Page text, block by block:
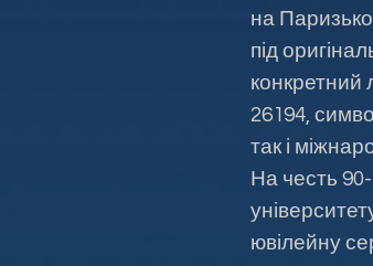
на
під
конкретний
26194,
так і
На честь
ювілейну